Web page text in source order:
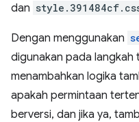
dan
Dengan menggunakan
digunakan pada langkah
menambahkan logika
apakah permintaan
berversi, dan jika ya,